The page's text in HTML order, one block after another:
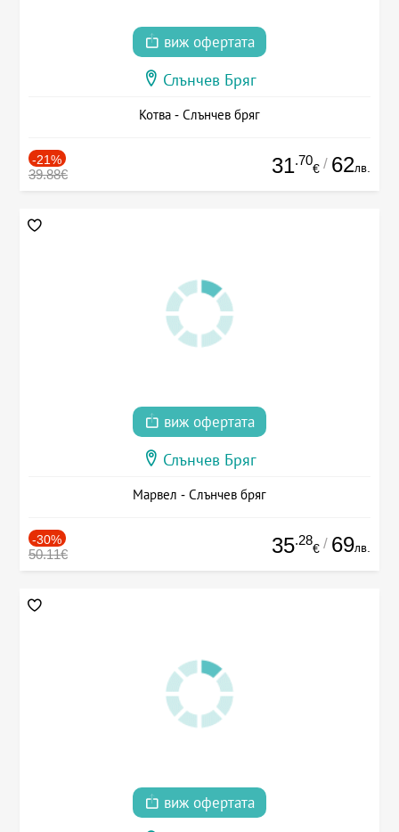
виж офертата
Слънчев Бряг
Котва - Слънчев бряг
-21%
39.88€ 31.70
€ / 62лв.
виж офертата
Слънчев Бряг
Марвел - Слънчев бряг
-30%
50.11€ 35.28
€ / 69лв.
виж офертата